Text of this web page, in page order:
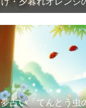
意味とは？
夢占い「てんとう虫